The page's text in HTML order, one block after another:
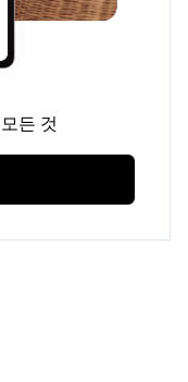
든 것